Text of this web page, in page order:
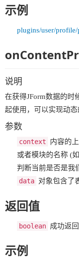
示例
plugins/user/
说明
在获得JForm数据的时
起使用，可以实现动
参数
context
内容的
或者模块的名称 (
判断当前是否是我
data 对象包含了
返回值
boolean 成功返
示例